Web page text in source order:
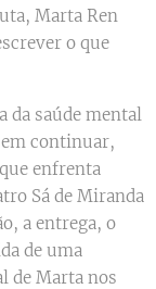
Marta Ren
o que
da saúde mental
continuar,
enfrenta
Sá de Miranda
a entrega, o
de uma
de Marta nos